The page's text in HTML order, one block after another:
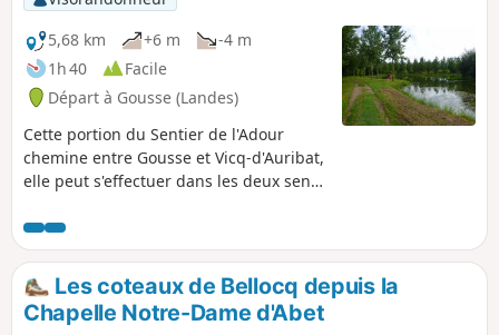
5,68 km
+6 m
-4 m
1h 40
Facile
Départ à Gousse (Landes)
Cette portion du Sentier de l'Adour
chemine entre Gousse et Vicq-d'Auribat,
elle peut s'effectuer dans les deux sens
ce cas il est nécessaire de s'organiser à
deux véhicules.
Les coteaux de Bellocq depuis la
Chapelle Notre-Dame d'Abet